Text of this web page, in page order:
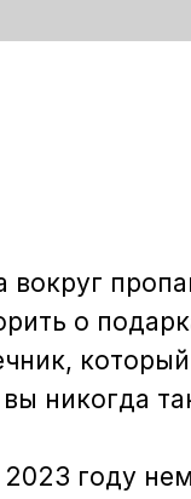
вокруг
о
никогда
году